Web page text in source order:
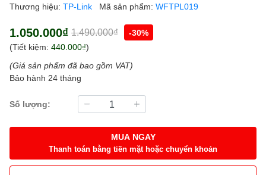
Thương hiệu: TP-Link Mã sản phẩm: WFTPL019
1.050.000₫ 1.490.000₫
-30%
(Tiết kiệm: 440.000₫)
(Giá sản phẩm đã bao gồm VAT)
Bảo hành 24 tháng
Số lượng:
MUA NGAY
Thanh toán bằng tiền mặt hoặc chuyển khoản